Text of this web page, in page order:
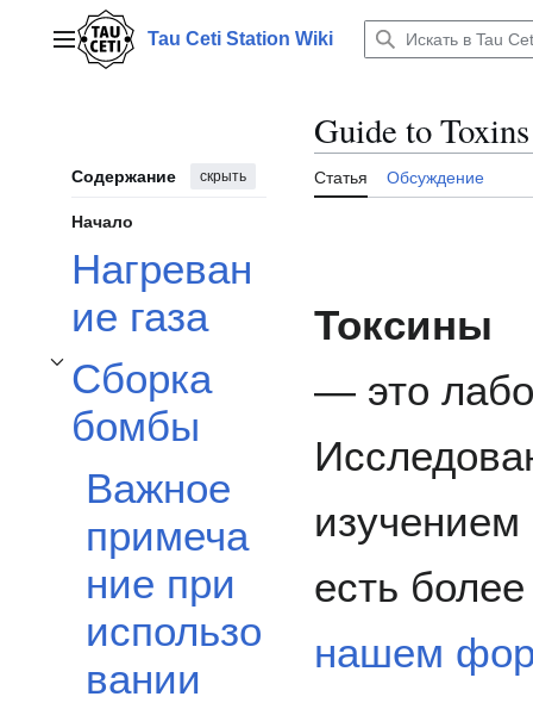
содержаниюГлавное менюTau Ceti Station Wiki
Содержание скрыть
Начало
Нагреван
ие газа
Сборка
бомбы
Отобразить/Скрыть подраздел Сборка бомбы
Важное
примеча
ние при
использо
вании
Guide to Toxins
Статья Обсуждение
Токсины
— это
есть
нашем